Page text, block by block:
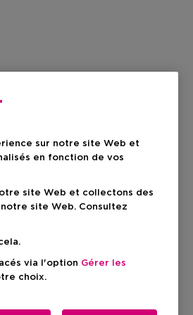
sur notre site Web et
en fonction de vos
site Web et collectons des
site Web. Consultez
via l'option Gérer les
choix.